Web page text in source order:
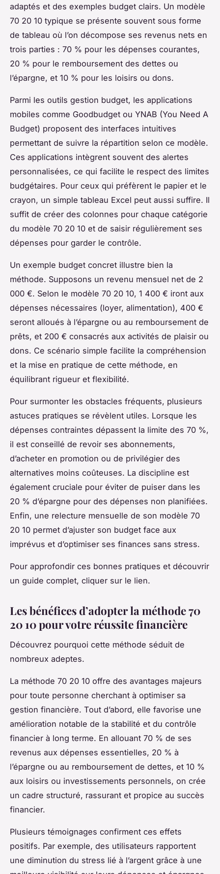
adaptés et des exemples budget clairs. Un modèle
70 20 10 typique se présente souvent sous forme
de tableau où l’on décompose ses revenus nets en
trois parties : 70 % pour les dépenses courantes,
20 % pour le remboursement des dettes ou
l’épargne, et 10 % pour les loisirs ou dons.
Parmi les outils gestion budget, les applications
mobiles comme Goodbudget ou YNAB (You Need A
Budget) proposent des interfaces intuitives
permettant de suivre la répartition selon ce modèle.
Ces applications intègrent souvent des alertes
personnalisées, ce qui facilite le respect des limites
budgétaires. Pour ceux qui préfèrent le papier et le
crayon, un simple tableau Excel peut aussi suffire. Il
suffit de créer des colonnes pour chaque catégorie
du modèle 70 20 10 et de saisir régulièrement ses
dépenses pour garder le contrôle.
Un exemple budget concret illustre bien la
méthode. Supposons un revenu mensuel net de 2
000 €. Selon le modèle 70 20 10, 1 400 € iront aux
dépenses nécessaires (loyer, alimentation), 400 €
seront alloués à l’épargne ou au remboursement de
prêts, et 200 € consacrés aux activités de plaisir ou
dons. Ce scénario simple facilite la compréhension
et la mise en pratique de cette méthode, en
équilibrant rigueur et flexibilité.
Pour surmonter les obstacles fréquents, plusieurs
astuces pratiques se révèlent utiles. Lorsque les
dépenses contraintes dépassent la limite des 70 %,
il est conseillé de revoir ses abonnements,
d’acheter en promotion ou de privilégier des
alternatives moins coûteuses. La discipline est
également cruciale pour éviter de puiser dans les
20 % d’épargne pour des dépenses non planifiées.
Enfin, une relecture mensuelle de son modèle 70
20 10 permet d’ajuster son budget face aux
imprévus et d’optimiser ses finances sans stress.
Pour approfondir ces bonnes pratiques et découvrir
un guide complet, cliquer sur le lien.
Les bénéfices d’adopter la méthode 70
20 10 pour votre réussite financière
Découvrez pourquoi cette méthode séduit de
nombreux adeptes.
La méthode 70 20 10 offre des avantages majeurs
pour toute personne cherchant à optimiser sa
gestion financière. Tout d’abord, elle favorise une
amélioration notable de la stabilité et du contrôle
financier à long terme. En allouant 70 % de ses
revenus aux dépenses essentielles, 20 % à
l’épargne ou au remboursement de dettes, et 10 %
aux loisirs ou investissements personnels, on crée
un cadre structuré, rassurant et propice au succès
financier.
Plusieurs témoignages confirment ces effets
positifs. Par exemple, des utilisateurs rapportent
une diminution du stress lié à l’argent grâce à une